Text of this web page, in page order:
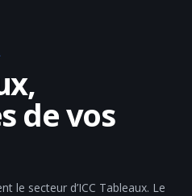
de vos
le secteur d’ICC Tableaux. Le